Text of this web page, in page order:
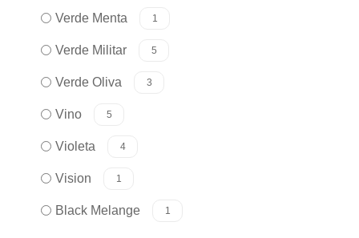
Verde Menta 1
Verde Militar 5
Verde Oliva 3
Vino 5
Violeta 4
Vision 1
Black Melange 1